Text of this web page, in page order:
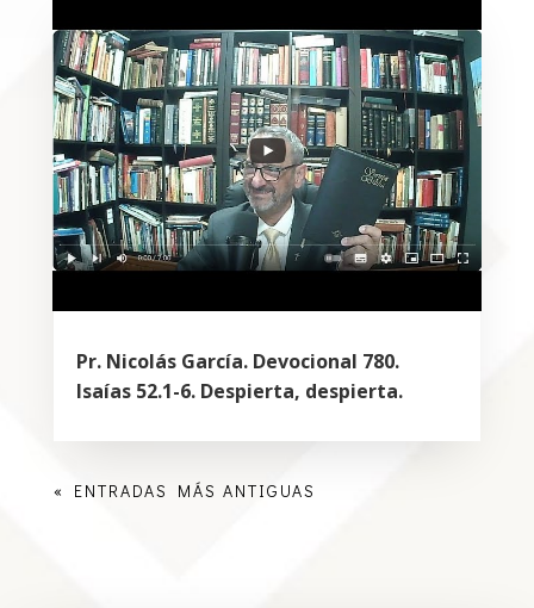
Pr. Nicolás García. Devocional 780.
Isaías 52.1-6. Despierta, despierta.
« ENTRADAS MÁS ANTIGUAS